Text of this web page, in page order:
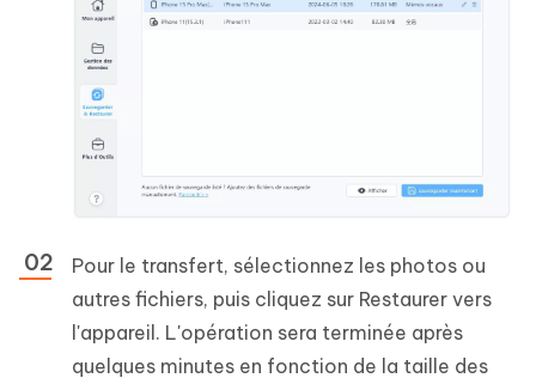
Pour le transfert, sélectionnez les photos ou
autres fichiers, puis cliquez sur Restaurer vers
l'appareil. L'opération sera terminée après
quelques minutes en fonction de la taille des